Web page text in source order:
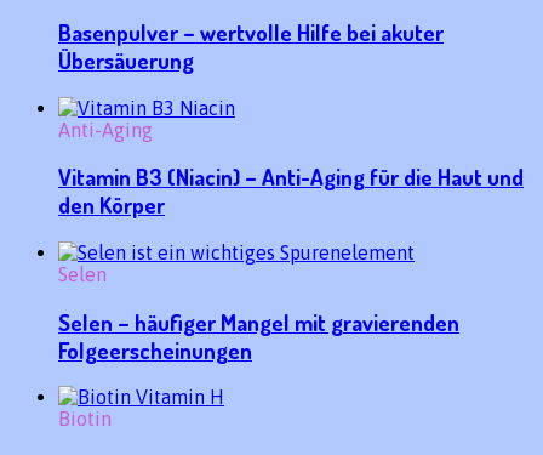
Basenpulver – wertvolle Hilfe bei akuter
Übersäuerung
Anti-Aging
Vitamin B3 (Niacin) – Anti-Aging für die Haut und
den Körper
Selen
Selen – häufiger Mangel mit gravierenden
Folgeerscheinungen
Biotin